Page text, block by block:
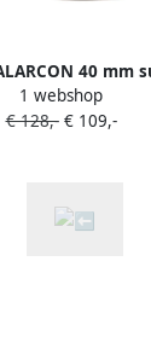
40 mm
puntige neus
1 webshop
€ 128,-€ 109,-